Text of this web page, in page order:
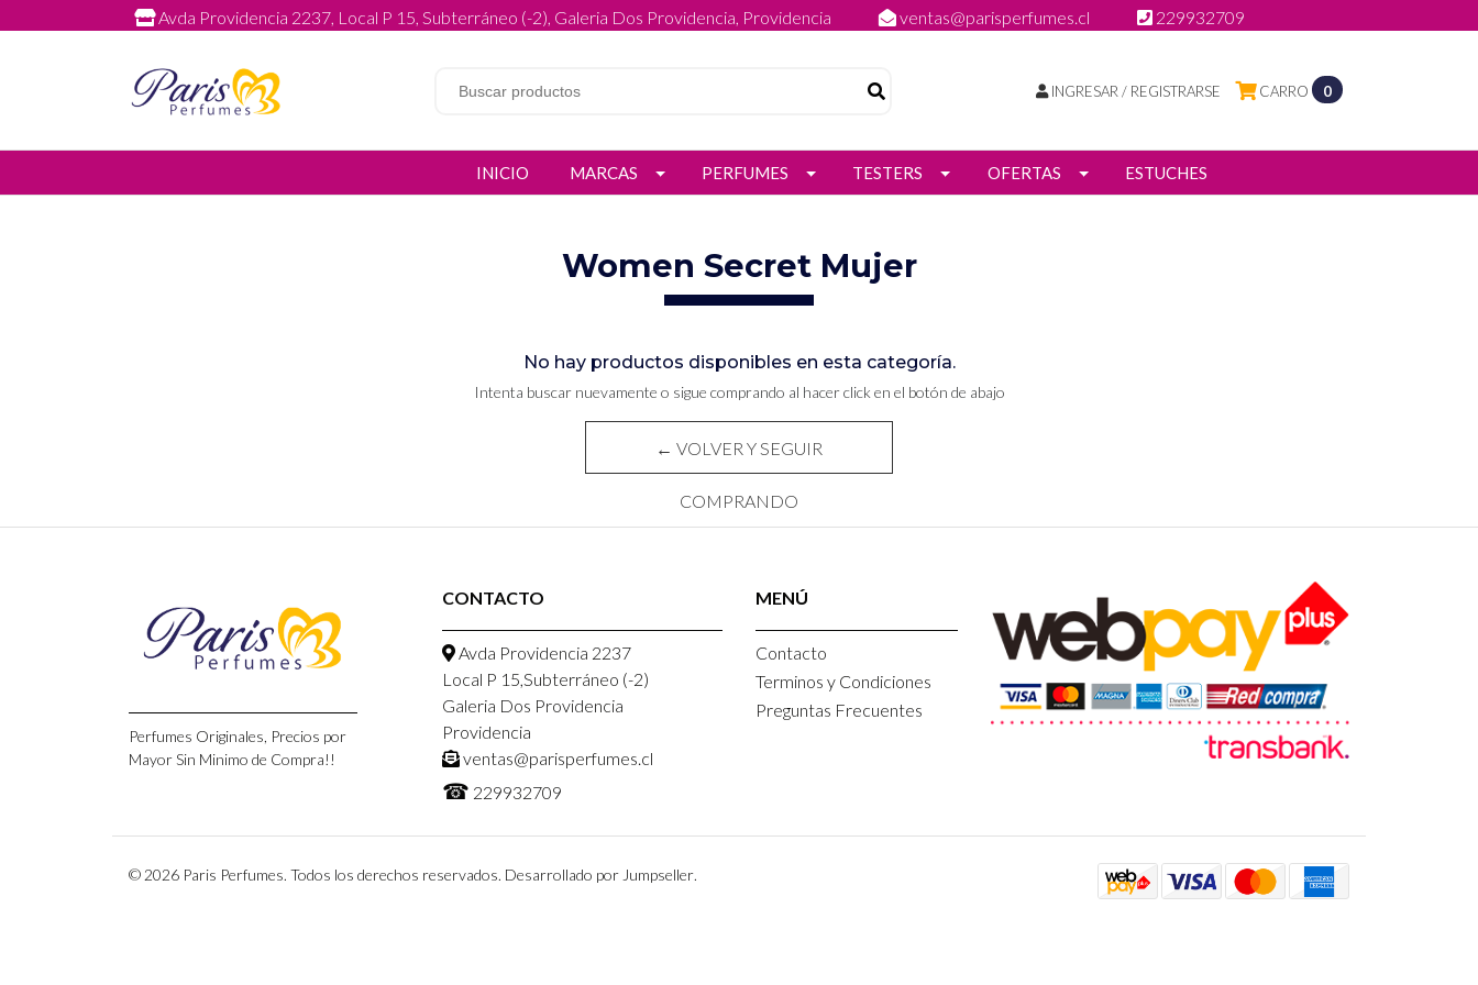
Avda Providencia 2237, Local P 15, Subterráneo (-2), Galeria Dos Providencia, Providencia ventas@parisperfumes.cl 229932709
CARRO 0
INGRESAR / REGISTRARSE
INICIO MARCAS PERFUMES TESTERS OFERTAS ESTUCHES
Women Secret Mujer
No hay productos disponibles en esta categoría.
Intenta buscar nuevamente o sigue comprando al hacer click en el botón de abajo
← VOLVER Y SEGUIR
COMPRANDO
Perfumes Originales, Precios por
Mayor Sin Minimo de Compra!!
CONTACTO
Avda Providencia 2237
Local P 15,Subterráneo (-2)
Galeria Dos Providencia
Providencia
ventas@parisperfumes.cl
☎ 229932709
MENÚ
Contacto
Terminos y Condiciones
Preguntas Frecuentes
© 2026 Paris Perfumes. Todos los derechos reservados. Desarrollado por Jumpseller.